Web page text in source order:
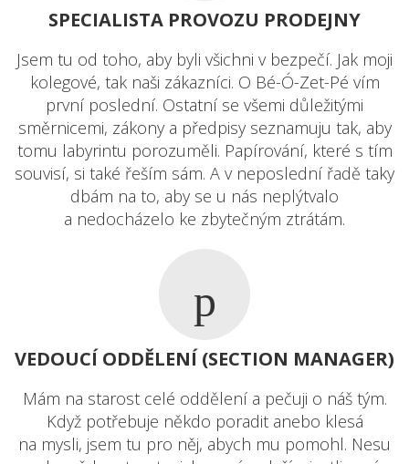
SPECIALISTA PROVOZU PRODEJNY
Jsem tu od toho, aby byli všichni v bezpečí. Jak moji
kolegové, tak naši zákazníci. O Bé-Ó-Zet-Pé vím
první poslední. Ostatní se všemi důležitými
směrnicemi, zákony a předpisy seznamuju tak, aby
tomu labyrintu porozuměli. Papírování, které s tím
souvisí, si také řeším sám. A v neposlední řadě taky
dbám na to, aby se u nás neplýtvalo
a nedocházelo ke zbytečným ztrátám.
VEDOUCÍ ODDĚLENÍ (SECTION MANAGER)
Mám na starost celé oddělení a pečuji o náš tým.
Když potřebuje někdo poradit anebo klesá
na mysli, jsem tu pro něj, abych mu pomohl. Nesu